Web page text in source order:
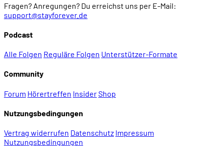
01:43:17 Zugänglichkeit und Komfortfunktionen
01:45:21
01:48:50
01:49:17 No Title
Fragen? Anregungen? Du erreichst uns per E-Mail:
support@stayforever.de
Podcast
Alle Folgen Reguläre Folgen Unterstützer-Formate
Community
Forum Hörertreffen InsiderShop
Nutzungsbedingungen
Vertrag widerrufen Datenschutz Impressum
Nutzungsbedingungen